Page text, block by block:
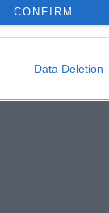
CONFIRM
Data Deletion